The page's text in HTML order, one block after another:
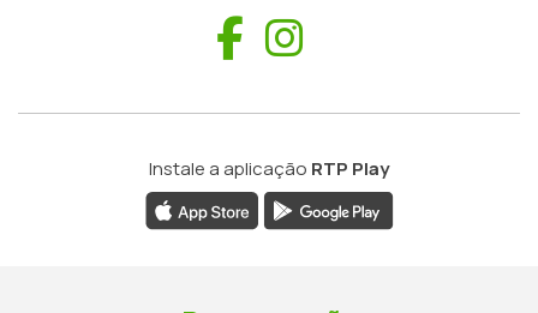
Facebook
Instale a aplicação RTP Play